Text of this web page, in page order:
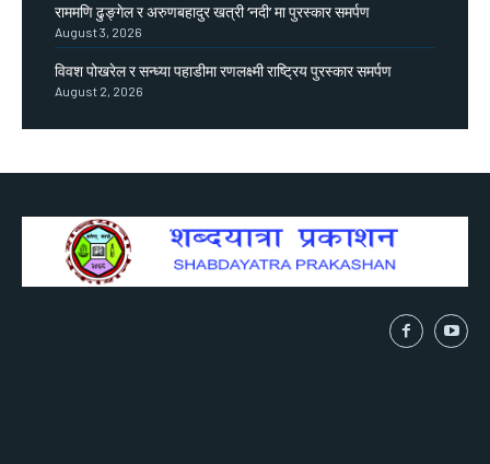
राममणि ढुङ्गेल र अरुणबहादुर खत्री ‘नदी’ मा पुरस्कार समर्पण
August 3, 2026
विवश पोखरेल र सन्ध्या पहाडीमा रणलक्ष्मी राष्ट्रिय पुरस्कार समर्पण
August 2, 2026